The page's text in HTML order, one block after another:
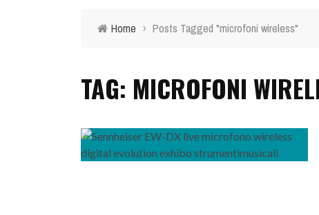
Home › Posts Tagged "microfoni wireless"
TAG: MICROFONI